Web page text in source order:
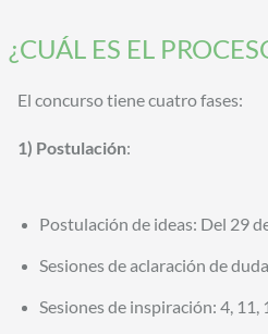
¿CUÁL ES EL
El concurso tiene cuatro fases:
1) Postulación:
Postulación de ideas: Del 29
Sesiones de aclaración de
Sesiones de inspiración: 4, 11,